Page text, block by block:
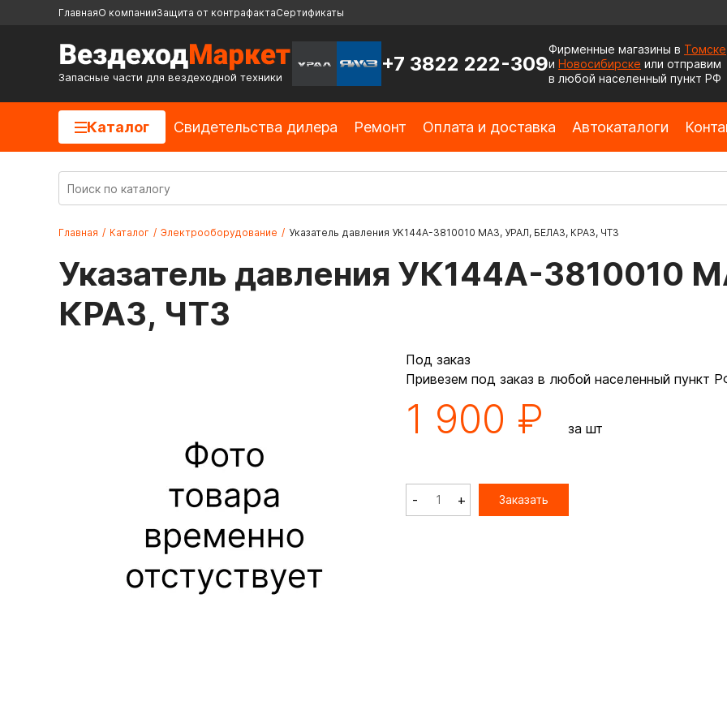
ГлавнаяО компанииЗащита от контрафактаСертификаты
Запасные части для вездеходной техники
+7 3822 222-309
Фирменные магазины в Томске
и Новосибирске или отправим
в любой населенный пункт РФ
Каталог Cвидетельства дилера Ремонт Оплата и доставка Автокаталоги
Главная / Каталог / Электрооборудование / Указатель давления УК144А-3810010 МАЗ, УРАЛ, БЕЛАЗ, КРАЗ, ЧТЗ
Указатель давления УК144А-3810010
КРАЗ, ЧТЗ
Под заказ
Привезем под заказ в любой населенный пункт
1 900 ₽ за шт
- + Заказать